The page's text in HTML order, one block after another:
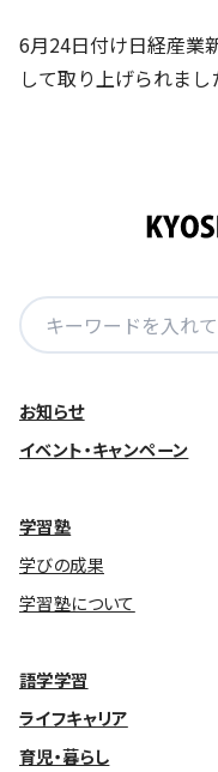
Company’s Profile
沿革
京進グループが目指
フランチャイズ事業
ライフキャリア
人材育成の取り組み
ミャンマーへの支援
清華・京進発展フォー
立木奨学金
価値創造の取り組み
DX（デジタル変革）
DXビジョン・DX戦略
Kyoshin Digital
卓越した安全・安心を
基本方針
安全と安心への取り組
株主・株式関連情報
株主・投資家の皆さ
IRライブラリー
ディスクロージャー
免責事項
採用情報
講師（アルバイト）
介護事業 採用
お問い合わせ
利用規約
Copyright © KYOSHIN
6月24日付け日経産業
して取り上げられまし
検
索:
お知らせ
イベント・キャンペーン
学習塾
学びの成果
学習塾について
語学学習
ライフキャリア
育児・暮らし